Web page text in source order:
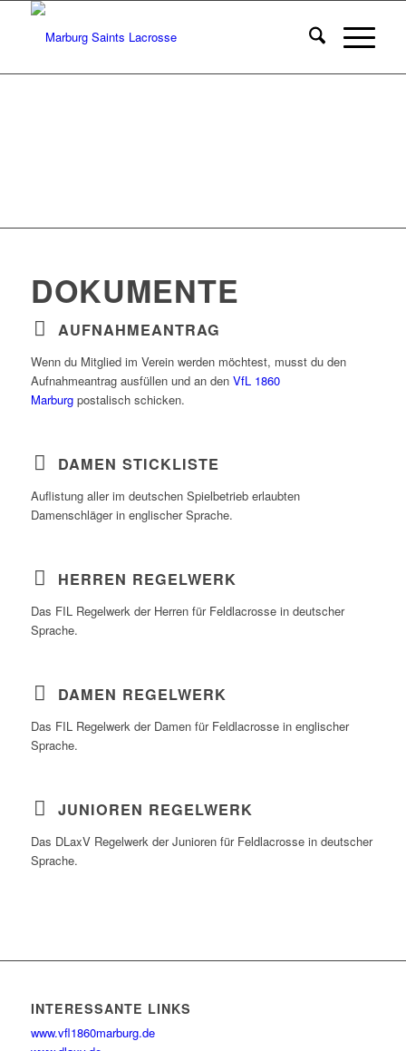
DOKUMENTE
AUFNAHMEANTRAG
Wenn du Mitglied im Verein werden möchtest, musst du den
Aufnahmeantrag ausfüllen und an den VfL 1860
Marburgpostalisch schicken.
DAMEN STICKLISTE
Auflistung aller im deutschen Spielbetrieb erlaubten
Damenschläger in englischer Sprache.
HERREN REGELWERK
Das FIL Regelwerk der Herren für Feldlacrosse in deutscher
Sprache.
DAMEN REGELWERK
Das FIL Regelwerk der Damen für Feldlacrosse in englischer
Sprache.
JUNIOREN REGELWERK
Das DLaxV Regelwerk der Junioren für Feldlacrosse in deutscher
Sprache.
INTERESSANTE LINKS
www.vfl1860marburg.de